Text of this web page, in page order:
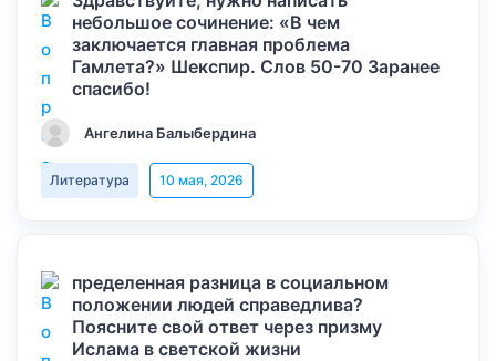
небольшое сочинение: «В чем
заключается главная проблема
Гамлета?» Шекспир. Слов 50-70 Заранее
спасибо!
Ангелина Балыбердина
Литература 10 мая, 2026
пределенная разница в социальном
положении людей справедлива?
Поясните свой ответ через призму
Ислама в светской жизни